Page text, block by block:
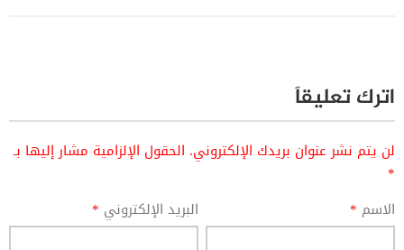
اترك تعليقاً
لن يتم نشر عنوان بريدك الإلكتروني. الحقول الإلزامية مشار إليها بـ
*
الاسم * البريد الإلكتروني *